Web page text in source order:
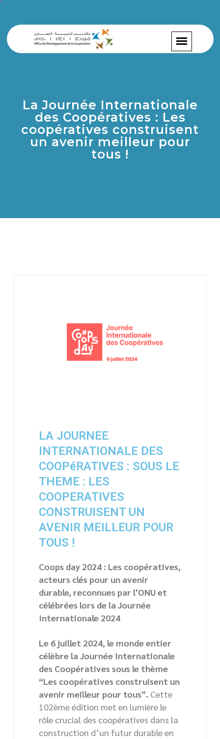
La Journée Internationale
des Coopératives : Les
coopératives construisent
un avenir meilleur pour
tous !
LA JOURNEE
INTERNATIONALE DES
COOPéRATIVES : SOUS LE
THEME : LES
COOPERATIVES
CONSTRUISENT UN
AVENIR MEILLEUR POUR
TOUS !
Coops day 2024 : Les coopératives,
acteurs clés pour un avenir
durable, reconnues par l’ONU et
célébrées lors de la Journée
Internationale 2024
Le 6 juillet 2024, le monde entier
célèbre la Journée Internationale
des Coopératives sous le thème
“Les coopératives construisent un
avenir meilleur pour tous”. Cette
102ème édition met en lumière le
rôle crucial des coopératives dans la
construction d’un futur durable en